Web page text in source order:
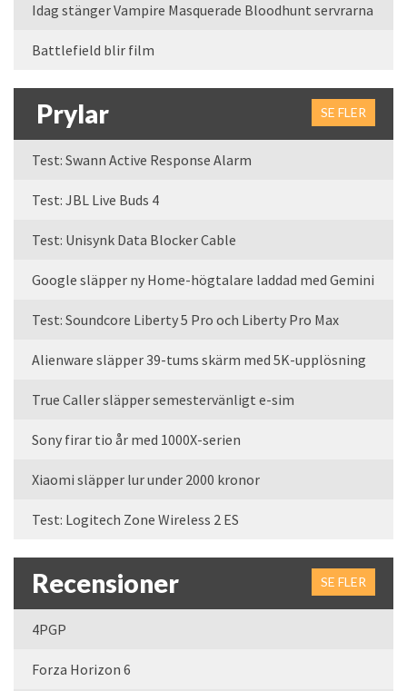
Idag stänger Vampire Masquerade Bloodhunt servrarna
Battlefield blir film
Prylar SE FLER
Test: Swann Active Response Alarm
Test: JBL Live Buds 4
Test: Unisynk Data Blocker Cable
Google släpper ny Home-högtalare laddad med Gemini
Test: Soundcore Liberty 5 Pro och Liberty Pro Max
Alienware släpper 39-tums skärm med 5K-upplösning
True Caller släpper semestervänligt e-sim
Sony firar tio år med 1000X-serien
Xiaomi släpper lur under 2000 kronor
Test: Logitech Zone Wireless 2 ES
Recensioner SE FLER
4PGP
Forza Horizon 6